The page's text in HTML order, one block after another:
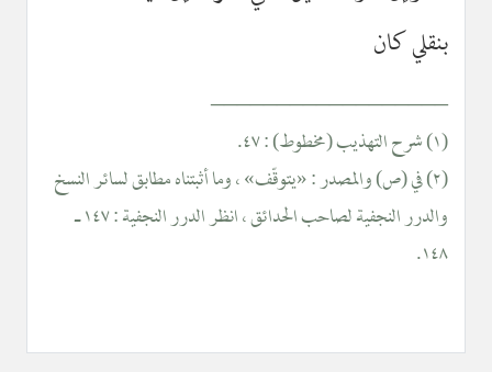
بنقلي كان
__________________
(١) شرح التهذيب (مخطوط) : ٤٧.
(٢) في (ص) والمصدر : «يتوقّف» ، وما أثبتناه مطابق لسائر النسخ
والدرر النجفية لصاحب الحدائق ، انظر الدرر النجفية : ١٤٧ ـ
١٤٨.